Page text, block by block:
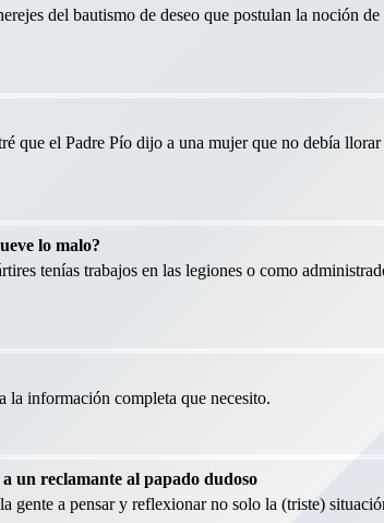
del bautismo de deseo que postulan la noción
que el Padre Pío dijo a una mujer que no debía
lo malo?
tenías trabajos en las legiones o como
la información completa que necesito.
un reclamante al papado dudoso
a pensar y reflexionar no solo la (triste)